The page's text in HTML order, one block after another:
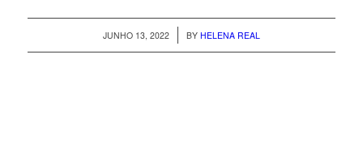
JUNHO 13, 2022
/ BY HELENA REAL